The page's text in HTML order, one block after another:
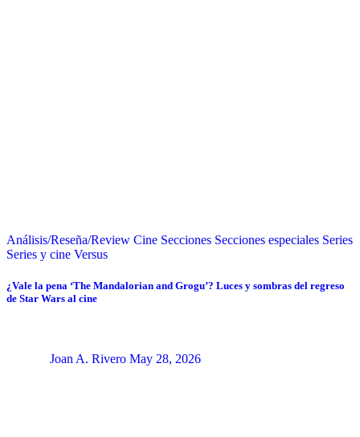
Análisis/Reseña/Review Cine Secciones Secciones especiales Series
Series y cine Versus
¿Vale la pena ‘The Mandalorian and Grogu’? Luces y sombras del regreso
de Star Wars al cine
Joan A. Rivero May 28, 2026